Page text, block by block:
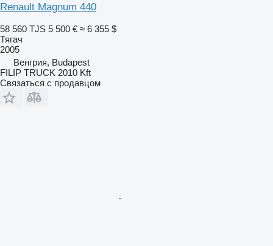
Renault Magnum 440
58 560 TJS 5 500 € ≈ 6 355 $
Тягач
2005
Венгрия, Budapest
FILIP TRUCK 2010 Kft
Связаться с продавцом